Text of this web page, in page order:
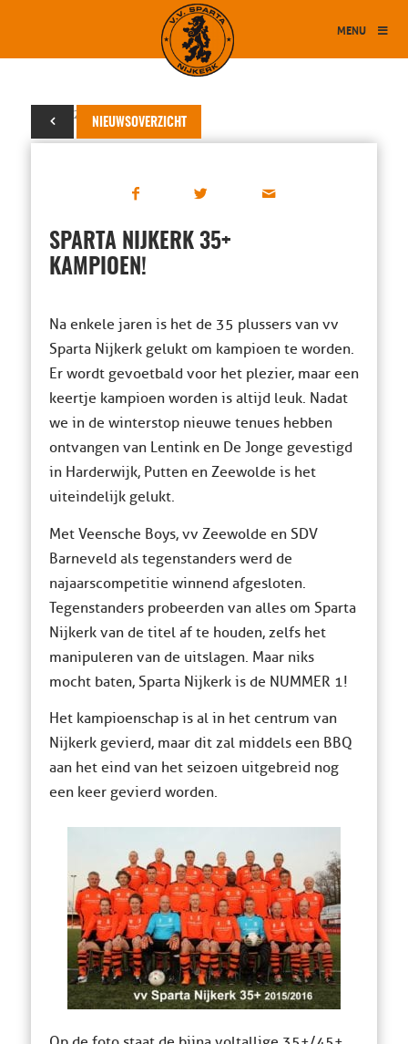
MENU
NIEUWSOVERZICHT
12 mei 2016
SPARTA NIJKERK 35+
KAMPIOEN!
Na enkele jaren is het de 35 plussers van vv
Sparta Nijkerk gelukt om kampioen te worden.
Er wordt gevoetbald voor het plezier, maar een
keertje kampioen worden is altijd leuk. Nadat
we in de winterstop nieuwe tenues hebben
ontvangen van Lentink en De Jonge gevestigd
in Harderwijk, Putten en Zeewolde is het
uiteindelijk gelukt.
Met Veensche Boys, vv Zeewolde en SDV
Barneveld als tegenstanders werd de
najaarscompetitie winnend afgesloten.
Tegenstanders probeerden van alles om Sparta
Nijkerk van de titel af te houden, zelfs het
manipuleren van de uitslagen. Maar niks
mocht baten, Sparta Nijkerk is de NUMMER 1!
Het kampioenschap is al in het centrum van
Nijkerk gevierd, maar dit zal middels een BBQ
aan het eind van het seizoen uitgebreid nog
een keer gevierd worden.